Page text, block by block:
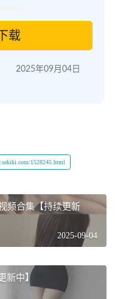
载
2025年09月04日
1528245.html
频合集【持续更新
2025-09-04
新中】